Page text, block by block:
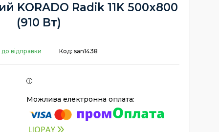
KORADO Radik 11K 500x800
(910 Вт)
до відправки Код: san1438